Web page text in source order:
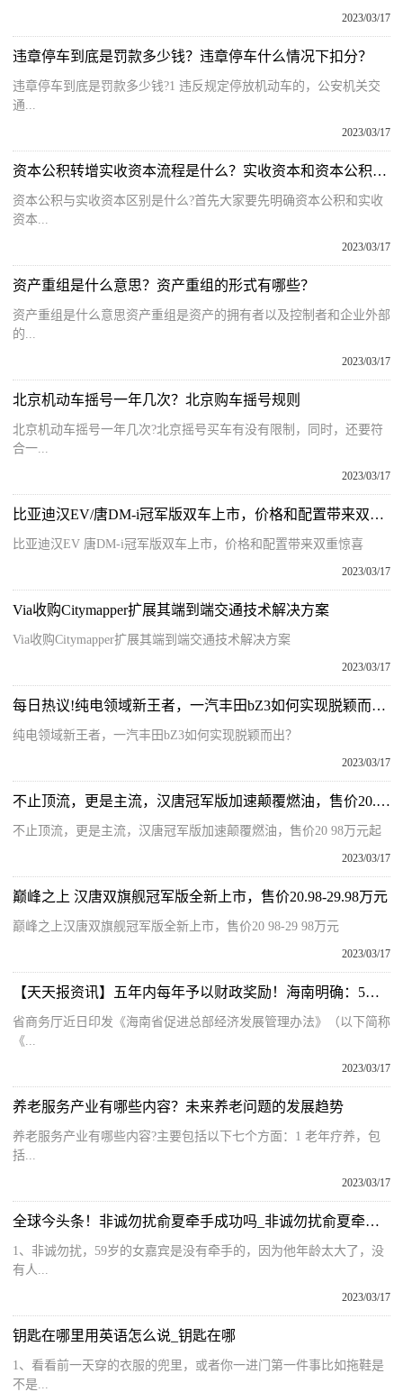
2023/03/17
违章停车到底是罚款多少钱？违章停车什么情况下扣分？
违章停车到底是罚款多少钱?1 违反规定停放机动车的，公安机关交
通...
2023/03/17
资本公积转增实收资本流程是什么？实收资本和资本公积的区别
资本公积与实收资本区别是什么?首先大家要先明确资本公积和实收
资本...
2023/03/17
资产重组是什么意思？资产重组的形式有哪些？
资产重组是什么意思资产重组是资产的拥有者以及控制者和企业外部
的...
2023/03/17
北京机动车摇号一年几次？北京购车摇号规则
北京机动车摇号一年几次?北京摇号买车有没有限制，同时，还要符
合一...
2023/03/17
比亚迪汉EV/唐DM-i冠军版双车上市，价格和配置带来双重惊喜
比亚迪汉EV 唐DM-i冠军版双车上市，价格和配置带来双重惊喜
2023/03/17
Via收购Citymapper扩展其端到端交通技术解决方案
Via收购Citymapper扩展其端到端交通技术解决方案
2023/03/17
每日热议!纯电领域新王者，一汽丰田bZ3如何实现脱颖而出？
纯电领域新王者，一汽丰田bZ3如何实现脱颖而出？
2023/03/17
不止顶流，更是主流，汉唐冠军版加速颠覆燃油，售价20.98万元起
不止顶流，更是主流，汉唐冠军版加速颠覆燃油，售价20 98万元起
2023/03/17
巅峰之上 汉唐双旗舰冠军版全新上市，售价20.98-29.98万元
巅峰之上汉唐双旗舰冠军版全新上市，售价20 98-29 98万元
2023/03/17
【天天报资讯】五年内每年予以财政奖励！海南明确：5大类型总部企业可申请认定
省商务厅近日印发《海南省促进总部经济发展管理办法》（以下简称
《...
2023/03/17
养老服务产业有哪些内容？未来养老问题的发展趋势
养老服务产业有哪些内容?主要包括以下七个方面：1 老年疗养，包
括...
2023/03/17
全球今头条！非诚勿扰俞夏牵手成功吗_非诚勿扰俞夏牵手成功
1、非诚勿扰，59岁的女嘉宾是没有牵手的，因为他年龄太大了，没
有人...
2023/03/17
钥匙在哪里用英语怎么说_钥匙在哪
1、看看前一天穿的衣服的兜里，或者你一进门第一件事比如拖鞋是
不是...